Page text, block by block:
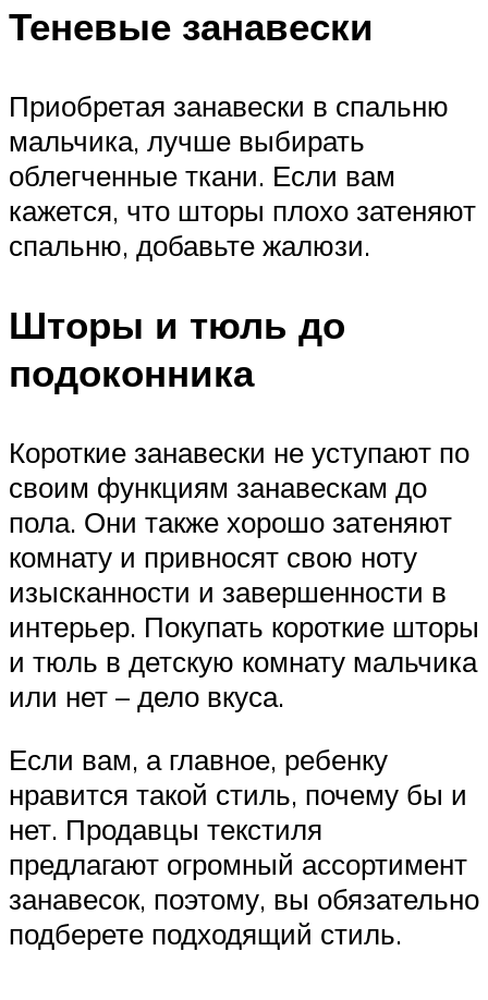
Теневые занавески
Приобретая занавески в спальню
мальчика, лучше выбирать
облегченные ткани. Если вам
кажется, что шторы плохо затеняют
спальню, добавьте жалюзи.
Шторы и тюль до
подоконника
Короткие занавески не уступают по
своим функциям занавескам до
пола. Они также хорошо затеняют
комнату и привносят свою ноту
изысканности и завершенности в
интерьер. Покупать короткие шторы
и тюль в детскую комнату мальчика
или нет – дело вкуса.
Если вам, а главное, ребенку
нравится такой стиль, почему бы и
нет. Продавцы текстиля
предлагают огромный ассортимент
занавесок, поэтому, вы обязательно
подберете подходящий стиль.